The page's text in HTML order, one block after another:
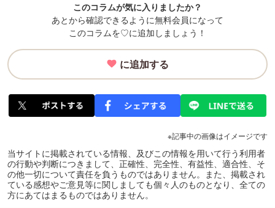
このコラムが気に入りましたか？
あとから確認できるように無料会員になって
このコラムを♡に追加しましょう！
に追加する
※記事中の画像はイメージです
当サイトに掲載されている情報、及びこの情報を用いて行う利用者
の行動や判断につきまして、正確性、完全性、有益性、適合性、そ
の他一切について責任を負うものではありません。また、掲載され
ている感想やご意見等に関しましても個々人のものとなり、全ての
方にあてはまるものではありません。